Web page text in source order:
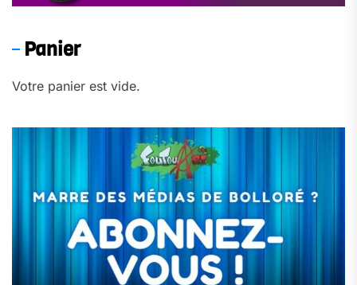
Panier
Votre panier est vide.